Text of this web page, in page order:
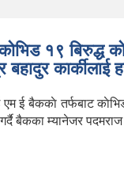
१९ बिरुद्ध
कार्कीलाई
ई बैककाे तर्फबाट
बैकका म्यानेजर